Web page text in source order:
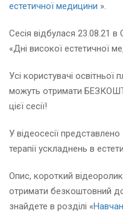
естетичної медицини ».
Сесія відбулася 23.08.21
«Дні високої естетичної
Усi користувачі освітньої
можуть отримати
цієї сесії!
У відеосесії
терапії ускладнень в
Опис, короткий
отримати безкоштовний
знайдете в розділі «